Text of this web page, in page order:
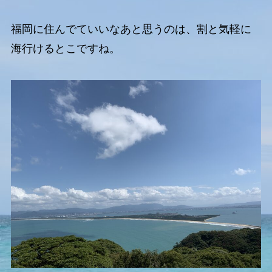
福岡に住んでていいなあと思うのは、割と気軽に
海行けるとこですね。